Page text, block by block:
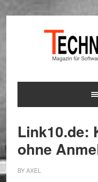
Hauptnavigation
Inhalt
Seitenspalte
Link10.de:
ohne
BYAXEL